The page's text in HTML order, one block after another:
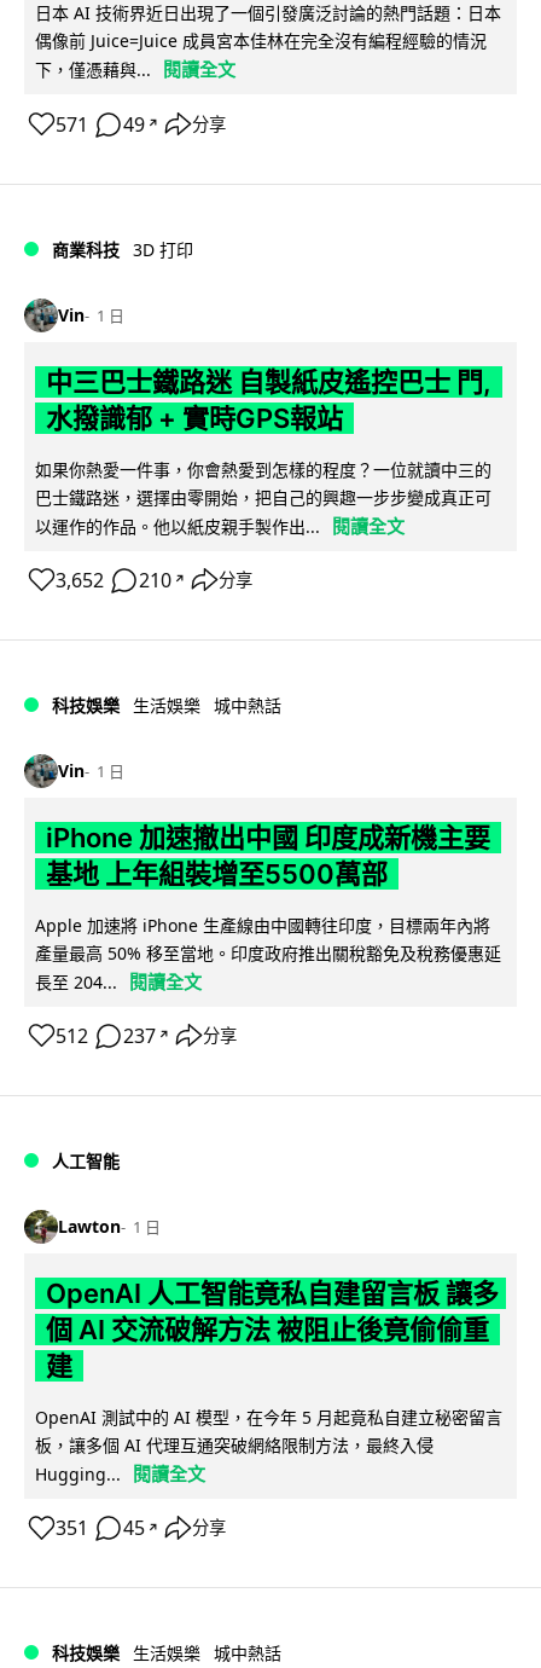
日本 AI 技術界近日出現了一個引發廣泛討論的熱門話題：日本
偶像前 Juice=Juice 成員宮本佳林在完全沒有編程經驗的情況
下，僅憑藉與...
閱讀全文
571 49 ↗ 分享
商業科技 3D 打印
Vin 1 日
中三巴士鐵路迷 自製紙皮遙控巴士 門,
水撥識郁 + 實時GPS報站
如果你熱愛一件事，你會熱愛到怎樣的程度？一位就讀中三的
巴士鐵路迷，選擇由零開始，把自己的興趣一步步變成真正可
以運作的作品。他以紙皮親手製作出...
閱讀全文
3,652 210 ↗ 分享
科技娛樂 生活娛樂 城中熱話
Vin 1 日
iPhone 加速撤出中國 印度成新機主要
基地 上年組裝增至5500萬部
Apple 加速將 iPhone 生產線由中國轉往印度，目標兩年內將
產量最高 50% 移至當地。印度政府推出關稅豁免及稅務優惠延
長至 204...
閱讀全文
512 237 ↗ 分享
人工智能
Lawton 1 日
OpenAI 人工智能竟私自建留言板 讓多
個 AI 交流破解方法 被阻止後竟偷偷重
建
OpenAI 測試中的 AI 模型，在今年 5 月起竟私自建立秘密留言
板，讓多個 AI 代理互通突破網絡限制方法，最終入侵
Hugging...
閱讀全文
351 45 ↗ 分享
科技娛樂 生活娛樂 城中熱話